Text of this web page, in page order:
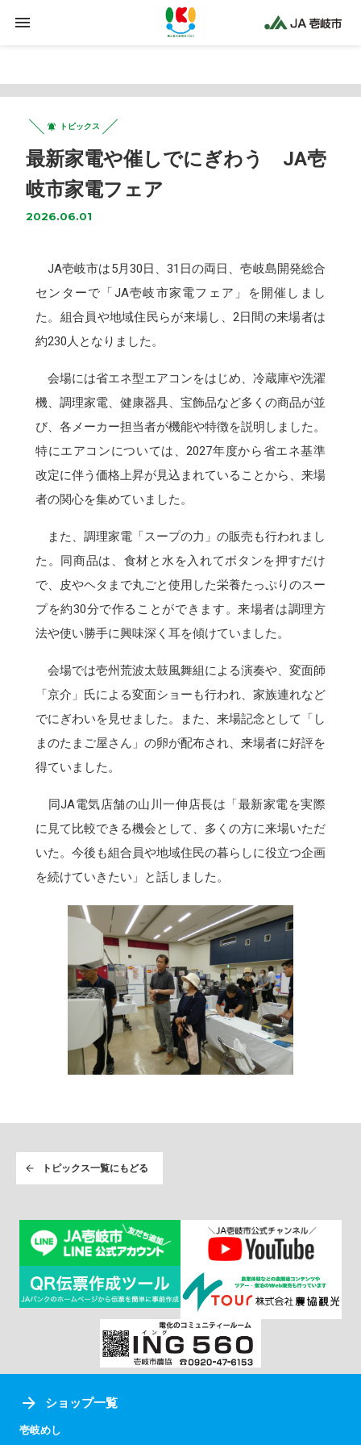
Warning : Trying to access array offset on false in /home/jaiki2021/ja-iki.jp/public_html/wp-
on line425
トピックス
最新家電や催しでにぎわう JA壱
岐市家電フェア
2026.06.01
JA壱岐市は5月30日、31日の両日、壱岐島開発総合
センターで「JA壱岐市家電フェア」を開催しまし
た。組合員や地域住民らが来場し、2日間の来場者は
約230人となりました。
会場には省エネ型エアコンをはじめ、冷蔵庫や洗濯
機、調理家電、健康器具、宝飾品など多くの商品が並
び、各メーカー担当者が機能や特徴を説明しました。
特にエアコンについては、2027年度から省エネ基準
改定に伴う価格上昇が見込まれていることから、来場
者の関心を集めていました。
また、調理家電「スープの力」の販売も行われまし
た。同商品は、食材と水を入れてボタンを押すだけ
で、皮やヘタまで丸ごと使用した栄養たっぷりのスー
プを約30分で作ることができます。来場者は調理方
法や使い勝手に興味深く耳を傾けていました。
会場では壱州荒波太鼓風舞組による演奏や、変面師
「京介」氏による変面ショーも行われ、家族連れなど
でにぎわいを見せました。また、来場記念として「し
まのたまご屋さん」の卵が配布され、来場者に好評を
得ていました。
同JA電気店舗の山川一伸店長は「最新家電を実際
に見て比較できる機会として、多くの方に来場いただ
いた。今後も組合員や地域住民の暮らしに役立つ企画
を続けていきたい」と話しました。
トピックス一覧にもどる
ショップ一覧
壱岐めし